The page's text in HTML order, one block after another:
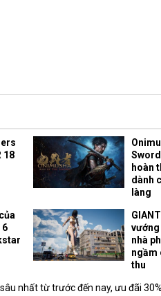
18
hoàn
dành
làng
6
vướng
nhà
ngầm
thu
nhất từ trước đến nay, ưu đãi